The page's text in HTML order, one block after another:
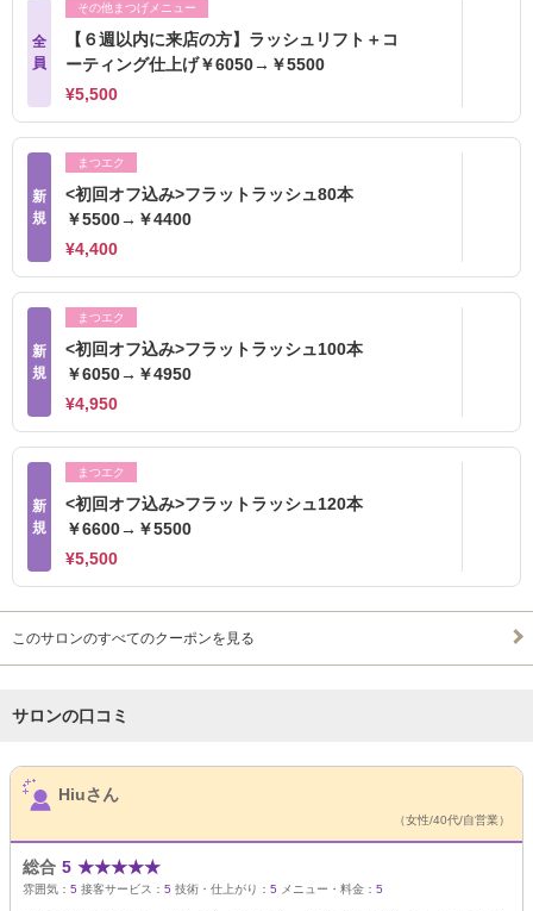
全
員
その他まつげメニュー
【６週以内に来店の方】ラッシュリフト＋コ
ーティング仕上げ￥6050→￥5500
¥5,500
新
規
まつエク
<初回オフ込み>フラットラッシュ80本
￥5500→￥4400
¥4,400
新
規
まつエク
<初回オフ込み>フラットラッシュ100本
￥6050→￥4950
¥4,950
新
規
まつエク
<初回オフ込み>フラットラッシュ120本
￥6600→￥5500
¥5,500
このサロンのすべてのクーポンを見る
サロンの口コミ
サロンPick Up
Hiuさん
（女性/40代/自営業）
総合 5 ★★★★★
雰囲気： 5 接客サービス： 5 技術・仕上がり： 5 メニュー・料金： 5